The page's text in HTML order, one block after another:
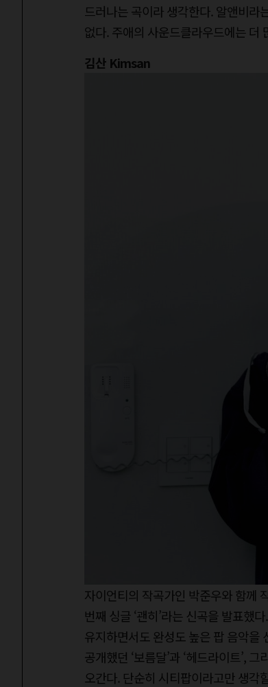
드러나는 곡이라 생각한다. 알앤비라
없다. 주애의 사운드클라우드에는 더
김산 Kimsan
자이언티의 작곡가인 박준우와 함께
번째 싱글 ‘괜히’라는 신곡을 발표했
유지하면서도 완성도 높은 팝 음악을
공개했던 ‘보름달’과 ‘헤드라이트’,
오간다. 단순히 시티팝이라고만 생각